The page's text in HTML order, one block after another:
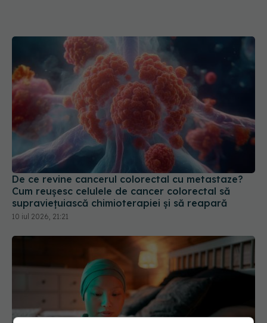
De ce revine cancerul colorectal cu metastaze?
Cum reușesc celulele de cancer colorectal să
supraviețuiască chimioterapiei și să reapară
10 iul 2026, 21:21